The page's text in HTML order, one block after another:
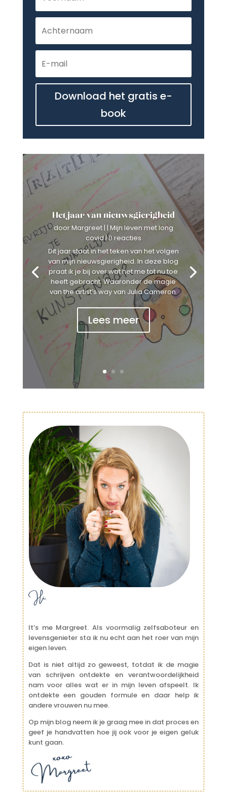
Download het gratis e-
book
Het jaar van nieuwsgierigheid
doorMargreet| | Mijn leven met long
covid| 0 reacties
Dit jaar staat in het teken van het volgen
van mijn nieuwsgierigheid. In deze blog
praat ik je bij over wat het me tot nu toe
heeft gebracht. Waaronder de magie
van the artist’s way van Julia Cameron.
Lees meer
Hi,
It’s me Margreet. Als voormalig zelfsaboteur en
levensgenieter sta ik nu echt aan het roer van mijn
eigen leven.
Dat is niet altijd zo geweest, totdat ik de magie
van schrijven ontdekte en verantwoordelijkheid
nam voor alles wat er in mijn leven afspeelt. Ik
ontdekte een gouden formule en daar help ik
andere vrouwen nu mee.
Op mijn blog neem ik je graag mee in dat proces en
geef je handvatten hoe jij ook voor je eigen geluk
kunt gaan.